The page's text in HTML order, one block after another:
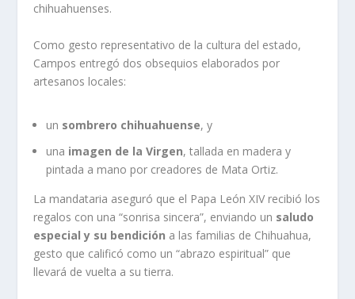
chihuahuenses.
Como gesto representativo de la cultura del estado,
Campos entregó dos obsequios elaborados por
artesanos locales:
un sombrero chihuahuense, y
una imagen de la Virgen, tallada en madera y
pintada a mano por creadores de Mata Ortiz.
La mandataria aseguró que el Papa León XIV recibió los
regalos con una “sonrisa sincera”, enviando un saludo
especial y su bendición a las familias de Chihuahua,
gesto que calificó como un “abrazo espiritual” que
llevará de vuelta a su tierra.